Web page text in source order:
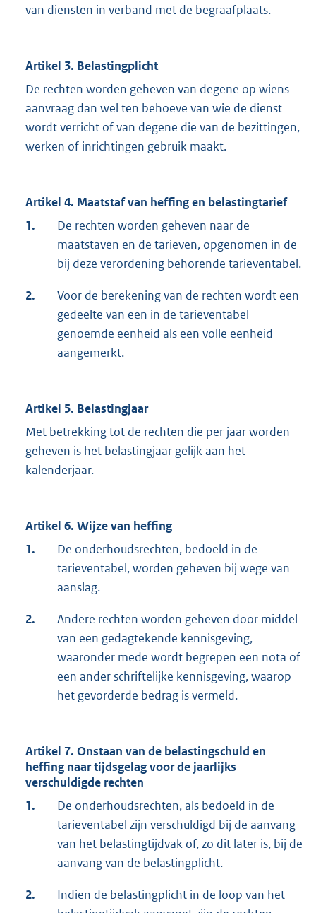
van diensten in verband met de begraafplaats.
Artikel 3. Belastingplicht
De rechten worden geheven van degene op wiens
aanvraag dan wel ten behoeve van wie de dienst
wordt verricht of van degene die van de bezittingen,
werken of inrichtingen gebruik maakt.
Artikel 4. Maatstaf van heffing en belastingtarief
1.
De rechten worden geheven naar de
maatstaven en de tarieven, opgenomen in de
bij deze verordening behorende tarieventabel.
2.
Voor de berekening van de rechten wordt een
gedeelte van een in de tarieventabel
genoemde eenheid als een volle eenheid
aangemerkt.
Artikel 5. Belastingjaar
Met betrekking tot de rechten die per jaar worden
geheven is het belastingjaar gelijk aan het
kalenderjaar.
Artikel 6. Wijze van heffing
1.
De onderhoudsrechten, bedoeld in de
tarieventabel, worden geheven bij wege van
aanslag.
2.
Andere rechten worden geheven door middel
van een gedagtekende kennisgeving,
waaronder mede wordt begrepen een nota of
een ander schriftelijke kennisgeving, waarop
het gevorderde bedrag is vermeld.
Artikel 7. Onstaan van de belastingschuld en
heffing naar tijdsgelag voor de jaarlijks
verschuldigde rechten
1.
De onderhoudsrechten, als bedoeld in de
tarieventabel zijn verschuldigd bij de aanvang
van het belastingtijdvak of, zo dit later is, bij de
aanvang van de belastingplicht.
2.
Indien de belastingplicht in de loop van het